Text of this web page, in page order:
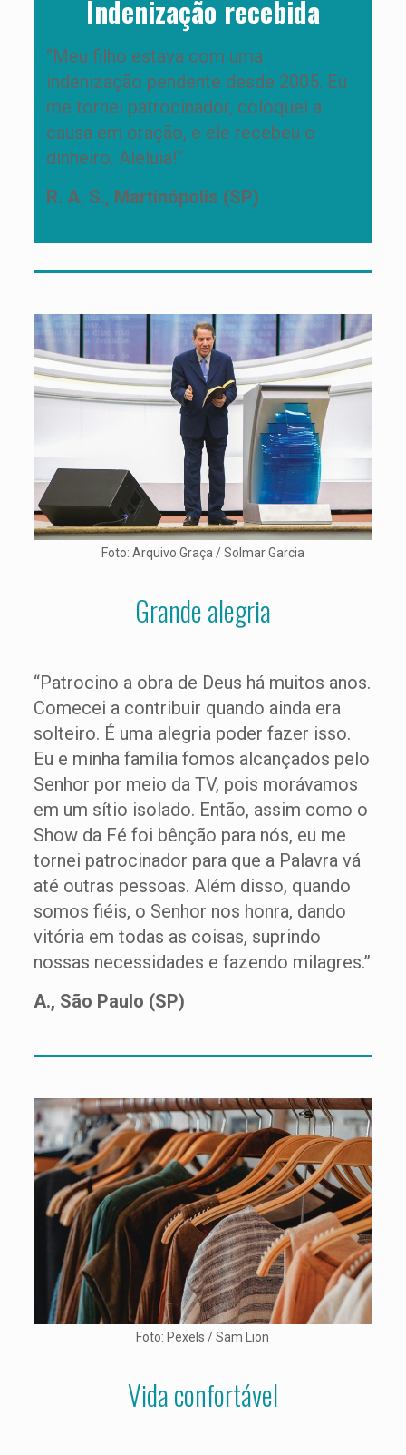
Indenização recebida
“Meu filho estava com uma
indenização pendente desde 2005. Eu
me tornei patrocinador, coloquei a
causa em oração, e ele recebeu o
dinheiro. Aleluia!”
R. A. S., Martinópolis (SP)
Foto: Arquivo Graça / Solmar Garcia
Grande alegria
“Patrocino a obra de Deus há muitos anos.
Comecei a contribuir quando ainda era
solteiro. É uma alegria poder fazer isso.
Eu e minha família fomos alcançados pelo
Senhor por meio da TV, pois morávamos
em um sítio isolado. Então, assim como o
Show da Fé foi bênção para nós, eu me
tornei patrocinador para que a Palavra vá
até outras pessoas. Além disso, quando
somos fiéis, o Senhor nos honra, dando
vitória em todas as coisas, suprindo
nossas necessidades e fazendo milagres.”
A., São Paulo (SP)
Foto: Pexels / Sam Lion
Vida confortável